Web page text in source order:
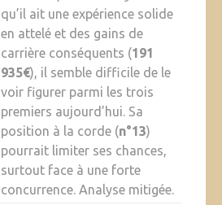
qu’il ait une expérience solide
en attelé et des gains de
carrière conséquents (191
935€), il semble difficile de le
voir figurer parmi les trois
premiers aujourd’hui. Sa
position à la corde (n°13)
pourrait limiter ses chances,
surtout face à une forte
concurrence. Analyse mitigée.